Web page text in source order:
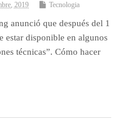
2019 Tecnologia
anunció que después del 1
estar disponible en algunos
técnicas”. Cómo hacer